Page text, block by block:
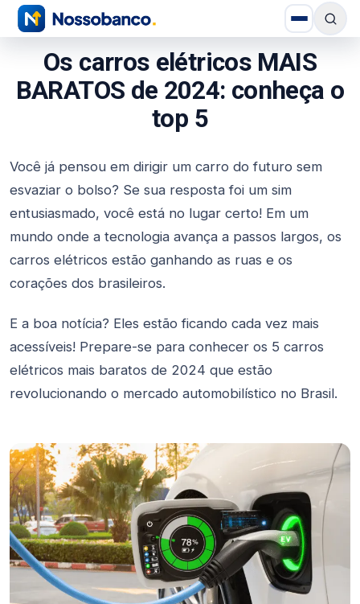
Os carros elétricos MAIS
BARATOS de 2024: conheça o
top 5
Você já pensou em dirigir um carro do futuro sem
esvaziar o bolso? Se sua resposta foi um sim
entusiasmado, você está no lugar certo! Em um
mundo onde a tecnologia avança a passos largos, os
carros elétricos estão ganhando as ruas e os
corações dos brasileiros.
E a boa notícia? Eles estão ficando cada vez mais
acessíveis! Prepare-se para conhecer os 5 carros
elétricos mais baratos de 2024 que estão
revolucionando o mercado automobilístico no Brasil.